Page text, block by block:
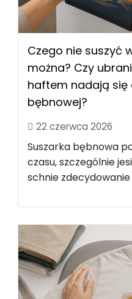
Czego nie suszyć
można? Czy
haftem nadają się
bębnowej?
22 czerwca 2026
Suszarka bębnowa
czasu, szczególnie
schnie zdecydowanie